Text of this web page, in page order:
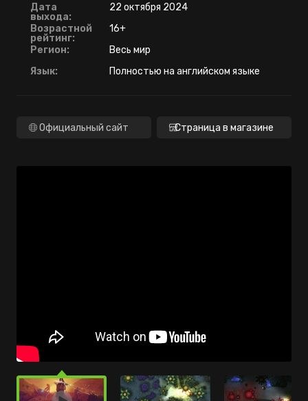
Дата
выхода:
22 октября 2024
Возрастной
рейтинг:
16+
Регион:
Весь мир
Язык:
Полностью на английском языке
Официальный сайт Страница в магазине